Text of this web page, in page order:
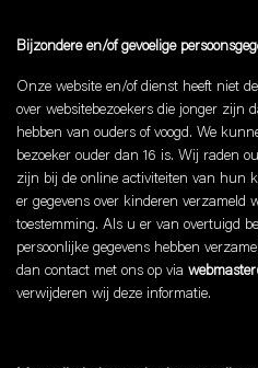
Bijzondere en/of gevoelige
Onze website en/of dienst heeft niet
over websitebezoekers die jonger zijn
hebben van ouders of voogd. We
bezoeker ouder dan 16 is. Wij raden
zijn bij de online activiteiten van hun
er gegevens over kinderen verzameld
toestemming. Als u er van overtuigd
persoonlijke gegevens hebben
dan contact met ons op via
verwijderen wij deze informatie.